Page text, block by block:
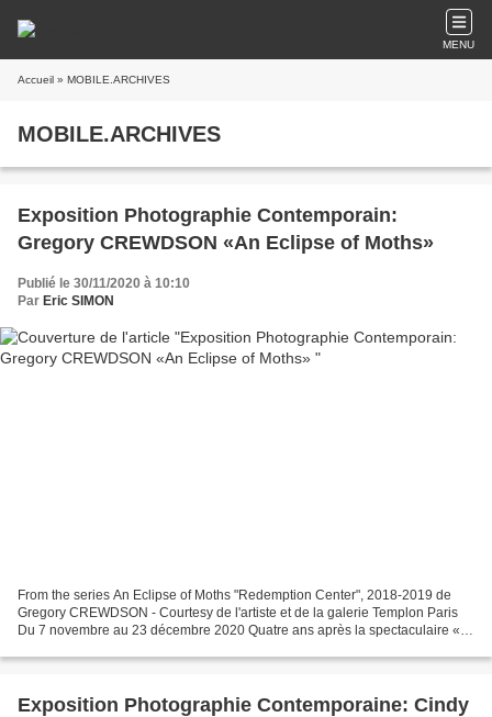
MENU
Accueil » MOBILE.ARCHIVES
MOBILE.ARCHIVES
Exposition Photographie Contemporain:
Gregory CREWDSON «An Eclipse of Moths»
Publié le 30/11/2020 à 10:10
Par Eric SIMON
From the series An Eclipse of Moths "Redemption Center", 2018-2019 de
Gregory CREWDSON - Courtesy de l'artiste et de la galerie Templon Paris
Du 7 novembre au 23 décembre 2020 Quatre ans après la spectaculaire «
Exposition Photographie Contemporaine: Cindy